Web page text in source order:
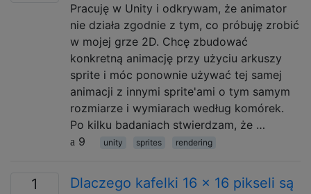
Pracuję w Unity i odkrywam, że animator
nie działa zgodnie z tym, co próbuję zrobić
w mojej grze 2D. Chcę zbudować
konkretną animację przy użyciu arkuszy
sprite i móc ponownie używać tej samej
animacji z innymi sprite'ami o tym samym
rozmiarze i wymiarach według komórek.
Po kilku badaniach stwierdzam, że …
9
unity sprites rendering
1
Dlaczego kafelki 16 × 16 pikseli są